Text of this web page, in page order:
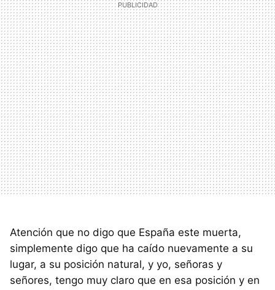
Atención que no digo que España este muerta,
simplemente digo que ha caído nuevamente a su
lugar, a su posición natural, y yo, señoras y
señores, tengo muy claro que en esa posición y en